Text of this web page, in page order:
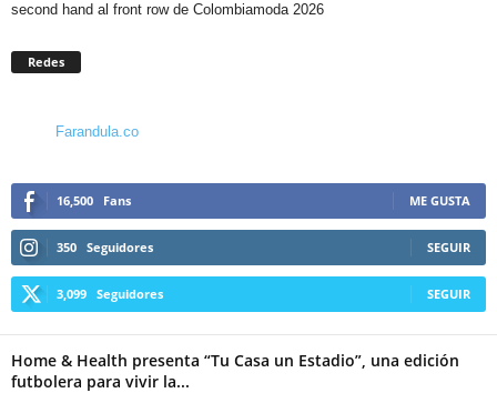
second hand al front row de Colombiamoda 2026
Redes
Farandula.co
16,500 Fans ME GUSTA
350 Seguidores SEGUIR
3,099 Seguidores SEGUIR
Home & Health presenta “Tu Casa un Estadio”, una edición
futbolera para vivir la...